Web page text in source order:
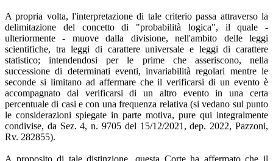
A propria volta, l'interpretazione di tale criterio passa attraverso la
delimitazione del concetto di "probabilità logica", il quale -
ulteriormente - muove dalla divisione, nell'ambito delle leggi
scientifiche, tra leggi di carattere universale e leggi di carattere
statistico; intendendosi per le prime che asseriscono, nella
successione di determinati eventi, invariabilità regolari mentre le
seconde si limitano ad affermare che il verificarsi di un evento è
accompagnato dal verificarsi di un altro evento in una certa
percentuale di casi e con una frequenza relativa (si vedano sul punto
le considerazioni spiegate in parte motiva, pure qui integralmente
condivise, da Sez. 4, n. 9705 del 15/12/2021, dep. 2022, Pazzoni,
Rv. 282855).
A proposito di tale distinzione, questa Corte ha affermato che il